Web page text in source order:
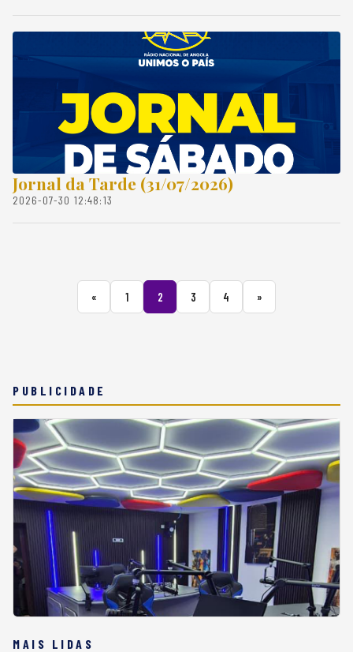
Jornal da Tarde (31/07/2026)
2026-07-30 12:48:13
« 1 2 3 4 »
PUBLICIDADE
MAIS LIDAS